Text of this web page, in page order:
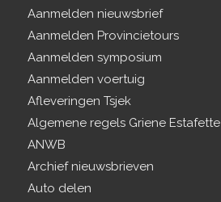
Aanmelden nieuwsbrief
Aanmelden Provincietours
Aanmelden symposium
Aanmelden voertuig
Afleveringen Tsjek
Algemene regels Griene Estafette
ANWB
Archief nieuwsbrieven
Auto delen